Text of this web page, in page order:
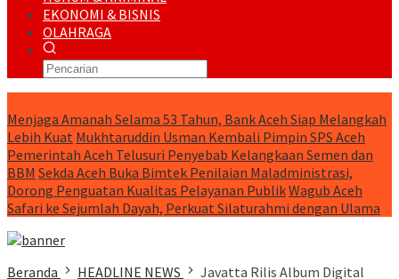
EKONOMI & BISNIS
OLAHRAGA
Menjaga Amanah Selama 53 Tahun, Bank Aceh Siap Melangkah
Lebih Kuat Mukhtaruddin Usman Kembali Pimpin SPS Aceh
Pemerintah Aceh Telusuri Penyebab Kelangkaan Semen dan
BBM Sekda Aceh Buka Bimtek Penilaian Maladministrasi,
Dorong Penguatan Kualitas Pelayanan PublikWagub Aceh
Safari ke Sejumlah Dayah, Perkuat Silaturahmi dengan Ulama
Beranda HEADLINE NEWS
Javatta Rilis Album Digital